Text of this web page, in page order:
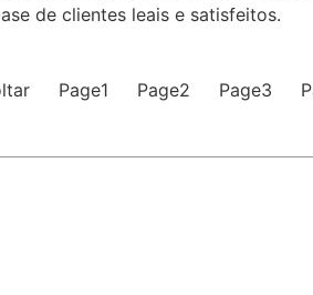
de clientes leais e satisfeitos.
Page1 Page2 Page3